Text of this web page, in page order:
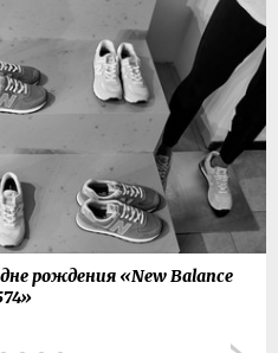
рождения «New Balance